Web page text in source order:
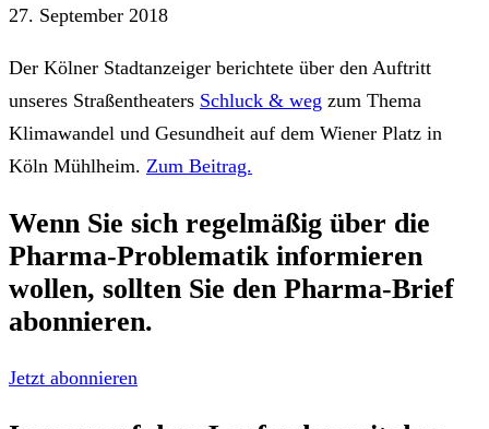
27. September 2018
Der Kölner Stadtanzeiger berichtete über den Auftritt
unseres Straßentheaters Schluck & weg zum Thema
Klimawandel und Gesundheit auf dem Wiener Platz in
Köln Mühlheim. Zum Beitrag.
Wenn Sie sich regelmäßig über die
Pharma-Problematik informieren
wollen, sollten Sie den Pharma-Brief
abonnieren.
Jetzt abonnieren